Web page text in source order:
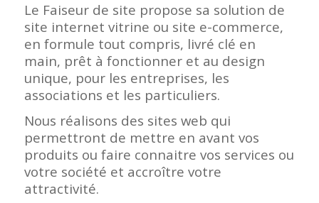
Le Faiseur de site propose sa solution de
site internet vitrine ou site e-commerce,
en formule tout compris, livré clé en
main, prêt à fonctionner et au design
unique, pour les entreprises, les
associations et les particuliers.
Nous réalisons des sites web qui
permettront de mettre en avant vos
produits ou faire connaitre vos services ou
votre société et accroître votre
attractivité.